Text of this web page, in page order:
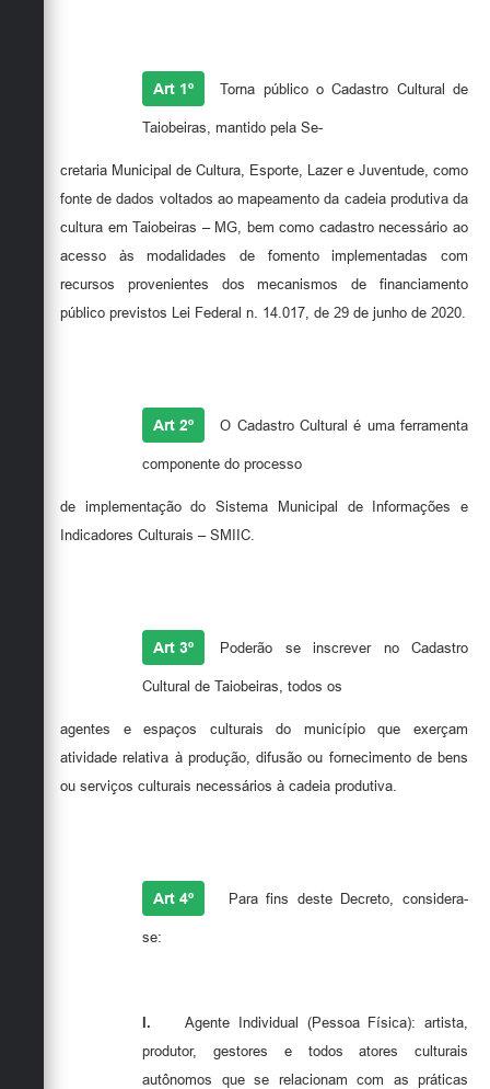
Art 1º Torna público o Cadastro Cultural de
Taiobeiras, mantido pela Se-
cretaria Municipal de Cultura, Esporte, Lazer e Juventude, como
fonte de dados voltados ao mapeamento da cadeia produtiva da
cultura em Taiobeiras – MG, bem como cadastro necessário ao
acesso às modalidades de fomento implementadas com
recursos provenientes dos mecanismos de financiamento
público previstos Lei Federal n. 14.017, de 29 de junho de 2020.
Art 2º O Cadastro Cultural é uma ferramenta
componente do processo
de implementação do Sistema Municipal de Informações e
Indicadores Culturais – SMIIC.
Art 3º Poderão se inscrever no Cadastro
Cultural de Taiobeiras, todos os
agentes e espaços culturais do município que exerçam
atividade relativa à produção, difusão ou fornecimento de bens
ou serviços culturais necessários à cadeia produtiva.
Art 4º Para fins deste Decreto, considera-
se:
I.
Agente Individual (Pessoa Física): artista,
produtor, gestores e todos atores culturais
autônomos que se relacionam com as práticas